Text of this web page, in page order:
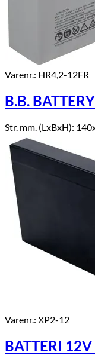
Varenr.: HR4,2-12FR
B.B.
Str. mm. (LxBxH):
Varenr.: XP2-12
BATTERI